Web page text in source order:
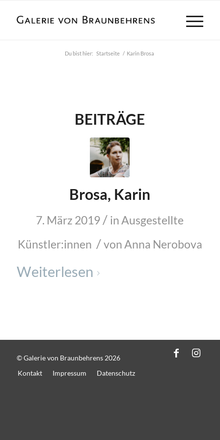
Du bist hier: Startseite / Karin Brosa
BEITRÄGE
Brosa, Karin
7. März 2019 / inAusgestellte
Künstler:innen /vonAnna Nerobova
Weiterlesen
© Galerie von Braunbehrens 2026
Kontakt
Impressum Datenschutz